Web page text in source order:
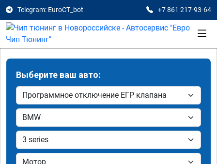
Telegram: EuroCT_bot +7 861 217-93-64
Выберите ваш авто: